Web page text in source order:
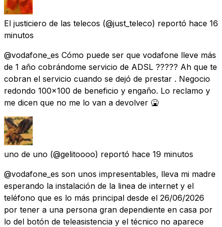
El justiciero de las telecos (@just_teleco) reportó hace 16
minutos
@vodafone_es Cómo puede ser que vodafone lleve más
de 1 año cobrándome servicio de ADSL ????? Ah que te
cobran el servicio cuando se dejó de prestar . Negocio
redondo 100x100 de beneficio y engaño. Lo reclamo y
me dicen que no me lo van a devolver 🤮
uno de uno (@gelitoooo) reportó hace 19 minutos
@vodafone_es son unos impresentables, lleva mi madre
esperando la instalación de la linea de internet y el
teléfono que es lo más principal desde el 26/06/2026
por tener a una persona gran dependiente en casa por
lo del botón de teleasistencia y el técnico no aparece